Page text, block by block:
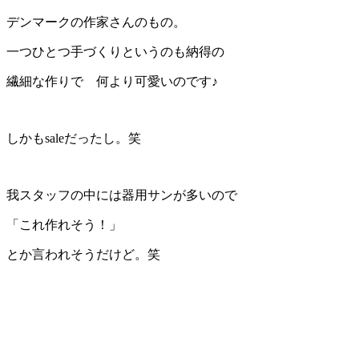
デンマークの作家さんのもの。
一つひとつ手づくりというのも納得の
繊細な作りで 何より可愛いのです♪
しかもsaleだったし。笑
我スタッフの中には器用サンが多いので
「これ作れそう！」
とか言われそうだけど。笑